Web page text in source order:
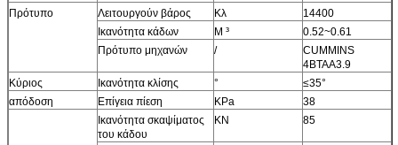
Πρότυπο
Λειτουργούν βάρος Κλ
14400
Ικανότητα κάδων
Μ ³
0.52~0.61
Πρότυπο μηχανών
/
CUMMINS
4BTAA3.9
Κύριος
Ικανότητα κλίσης °
≤35°
απόδοση
Επίγεια πίεση KPa
38
Ικανότητα σκαψίματος
του κάδου
KN 85